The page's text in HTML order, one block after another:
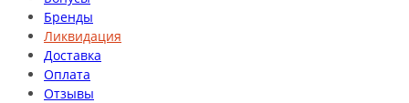
Бренды
Ликвидация
Доставка
Оплата
Отзывы